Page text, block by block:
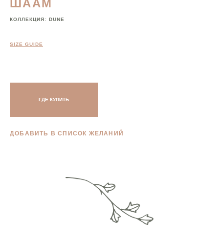
ШААМ
КОЛЛЕКЦИЯ: DUNE
SIZE GUIDE
ГДЕ КУПИТЬ
ДОБАВИТЬ В СПИСОК ЖЕЛАНИЙ